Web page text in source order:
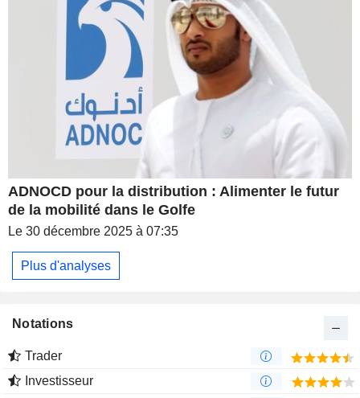
ADNOCD pour la distribution : Alimenter le futur
de la mobilité dans le Golfe
Le 30 décembre 2025 à 07:35
Plus d'analyses
Notations
Trader
Investisseur